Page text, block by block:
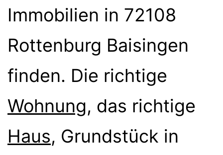
Immobilien in 72108
Rottenburg Baisingen
finden. Die richtige
Wohnung, das richtige
Haus, Grundstück in